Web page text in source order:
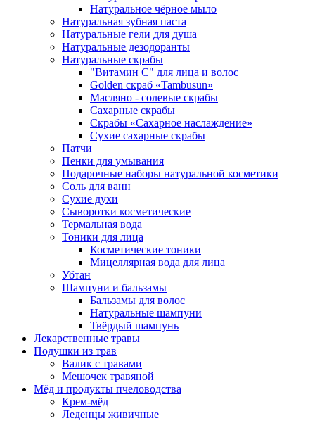
Натуральное чёрное мыло
Натуральная зубная паста
Натуральные гели для душа
Натуральные дезодоранты
Натуральные скрабы
"Витамин С" для лица и волос
Golden скраб «Tambusun»
Масляно - солевые скрабы
Сахарные скрабы
Скрабы «Сахарное наслаждение»
Сухие сахарные скрабы
Патчи
Пенки для умывания
Подарочные наборы натуральной косметики
Соль для ванн
Сухие духи
Сыворотки косметические
Термальная вода
Тоники для лица
Косметические тоники
Мицеллярная вода для лица
Убтан
Шампуни и бальзамы
Бальзамы для волос
Натуральные шампуни
Твёрдый шампунь
Лекарственные травы
Подушки из трав
Валик с травами
Мешочек травяной
Мёд и продукты пчеловодства
Крем-мёд
Леденцы живичные